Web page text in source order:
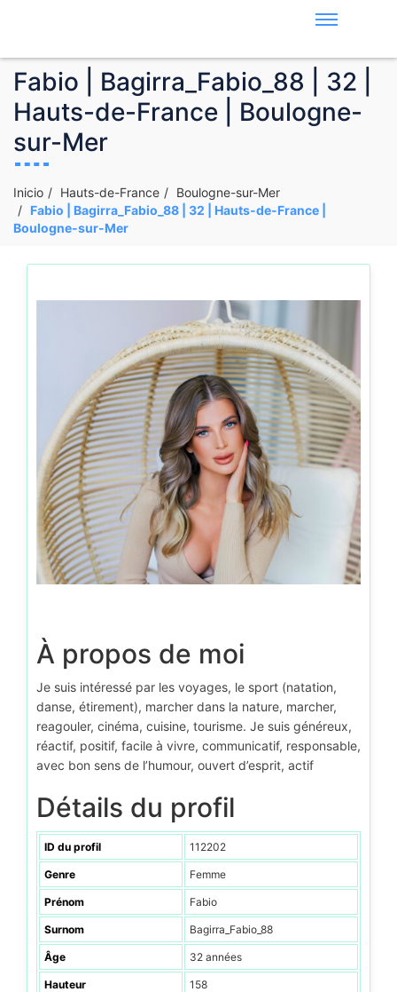
Fabio | Bagirra_Fabio_88 | 32 |
Hauts-de-France | Boulogne-
sur-Mer
Inicio Hauts-de-France
Boulogne-sur-Mer
Fabio | Bagirra_Fabio_88 | 32 | Hauts-de-France |
Boulogne-sur-Mer
À propos de moi
Je suis intéressé par les voyages, le sport (natation,
danse, étirement), marcher dans la nature, marcher,
reagouler, cinéma, cuisine, tourisme. Je suis généreux,
réactif, positif, facile à vivre, communicatif, responsable,
avec bon sens de l’humour, ouvert d’esprit, actif
Détails du profil
ID du profil 112202
Genre Femme
Prénom Fabio
Surnom Bagirra_Fabio_88
Âge 32 années
Hauteur 158